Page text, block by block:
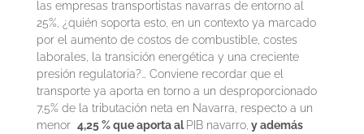
las empresas transportistas navarras de entorno al
25%, ¿quién soporta esto, en un contexto ya marcado
por el aumento de costos de combustible, costes
laborales, la transición energética y una creciente
presión regulatoria?… Conviene recordar que el
transporte ya aporta en torno a un desproporcionado
7,5% de la tributación neta en Navarra, respecto a un
menor 4,25 % que aporta al PIB navarro, y además